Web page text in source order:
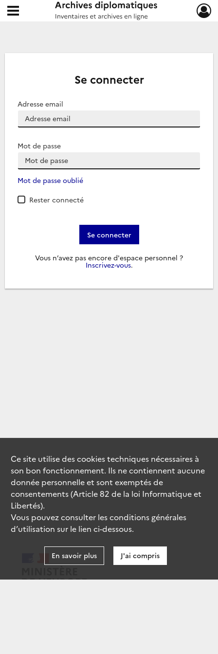
Archives diplomatiques
Ouvrir le menu déroulant
Se connecter
Adresse email
Mot de passe
Mot de passe oublié
Rester connecté
Se connecter
Vous n’avez pas encore d'espace personnel ?
Inscrivez-vous.
Ce site utilise descookiestechniques nécessaires à
son bon fonctionnement. Ils ne contiennent aucune
donnée personnelle et sont exemptés de
consentements (Article 82 de la loi Informatique et
Libertés).
Vous pouvez consulter les conditions générales
d’utilisation sur le lien ci-dessous.
En savoir plus J'ai compris